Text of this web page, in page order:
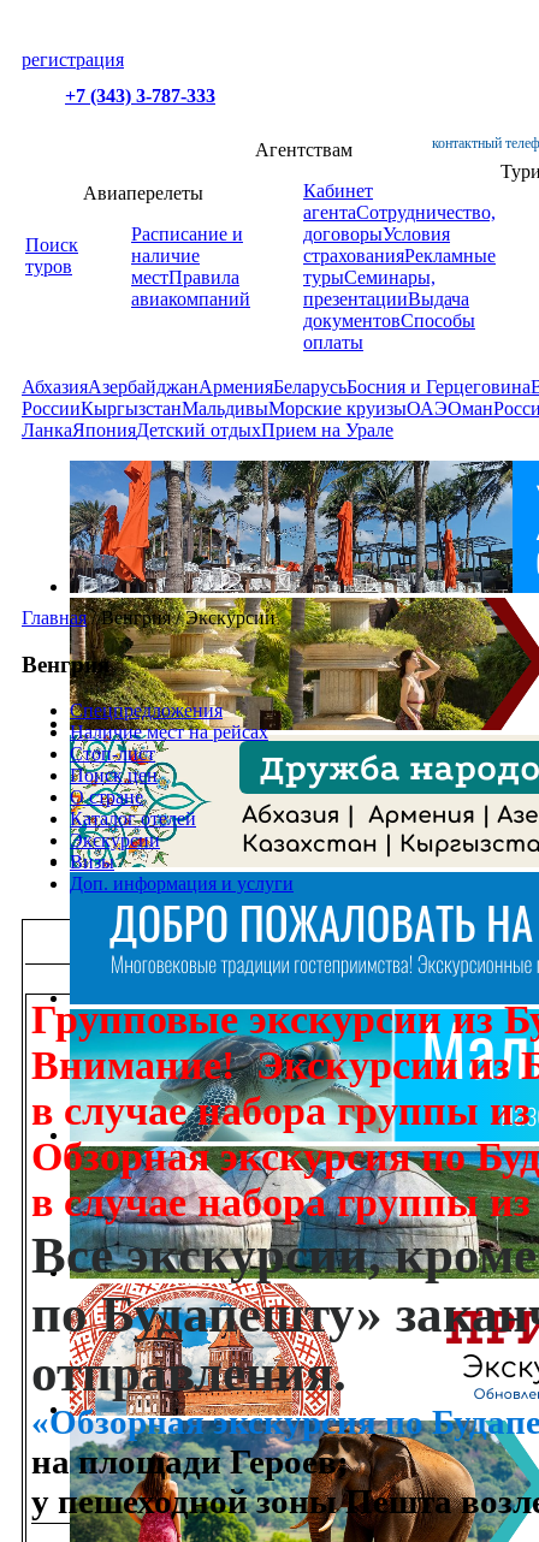
регистрация
+7 (343) 3-787-333
контактный
Поиск
туров
Авиаперелеты
Расписание и
наличие
местПравила
авиакомпаний
Агентствам
Кабинет
агентаСотрудничество,
договорыУсловия
страхованияРекламные
турыСеминары,
презентацииВыдача
документовСпособы
оплаты
АбхазияАзербайджанАрменияБеларусьБосния и Герцеговина
РоссииКыргызстанМальдивыМорские круизыОАЭОман
ЛанкаЯпонияДетский отдыхПрием на Урале
Главная /Венгрия/Экскурсии
Венгрия
Спецпредложения
Наличие мест на рейсах
Стоп-лист
Поиск цен
О стране
Каталог отелей
Экскурсии
Визы
Доп. информация и услуги
Групповые экскурсии из
Внимание! Экскурсии из
в случае набора группы
Обзорная экскурсия по
в случае набора группы
Все экскурсии,
по Будапешту»
отправления.
«Обзорная экскурсия по
на площади Героев;
у пешеходной зоны Пешта